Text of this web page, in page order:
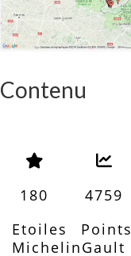
Contenu
180
Etoiles
Michelin
4759
Points
Gault